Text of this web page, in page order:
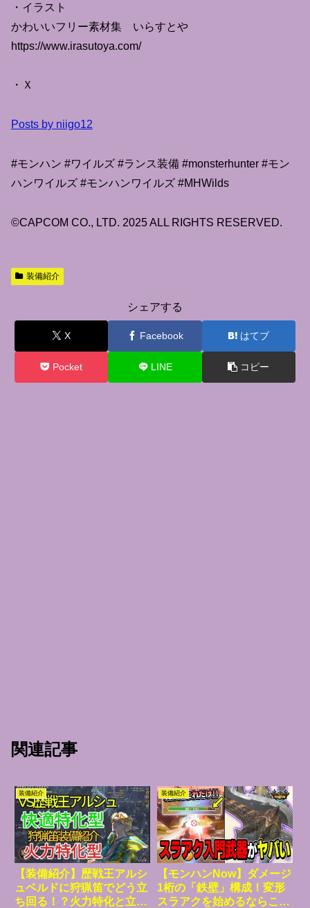
・イラスト
かわいいフリー素材集 いらすとや
https://www.irasutoya.com/
・Ｘ
Posts by niigo12
#モンハン #ワイルズ #ランス装備 #monsterhunter #モン
ハンワイルズ #モンハンワイルズ #MHWilds
©CAPCOM CO., LTD. 2025 ALL RIGHTS RESERVED.
装備紹介
シェアする
X Facebook はてブ
Pocket LINE コピー
関連記事
装備紹介
【装備紹介】歴戦王アルシ
ュベルドに狩猟笛でどう立
ち回る！？火力特化と立ち
装備紹介
【モンハンNow】ダメージ
1桁の「鉄壁」構成！変形
スラアクを始めるならこれ